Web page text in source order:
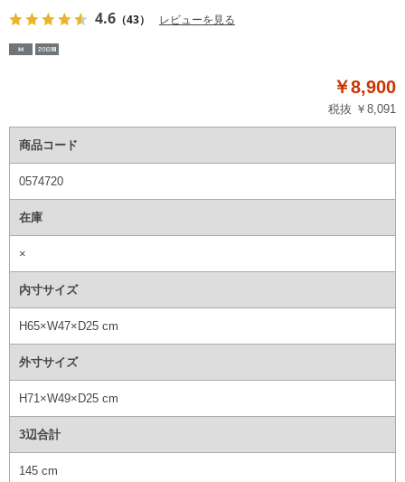
4.6 （43） レビューを見る
￥8,900
税抜 ￥8,091
商品コード
0574720
在庫
×
内寸サイズ
H65×W47×D25 cm
外寸サイズ
H71×W49×D25 cm
3辺合計
145 cm